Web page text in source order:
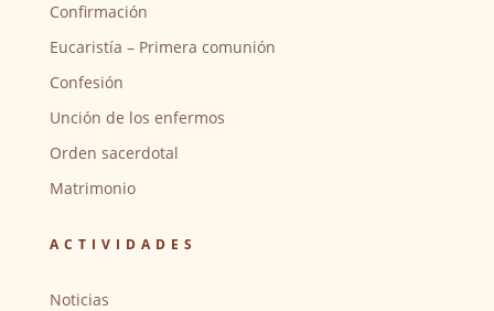
Confirmación
Eucaristía – Primera comunión
Confesión
Unción de los enfermos
Orden sacerdotal
Matrimonio
ACTIVIDADES
Noticias